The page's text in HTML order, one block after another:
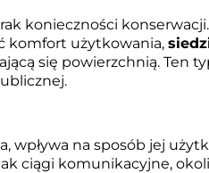
konieczności
komfort użytkowania,
się powierzchnią. Ten
wpływa na sposób jej
ciągi komunikacyjne,